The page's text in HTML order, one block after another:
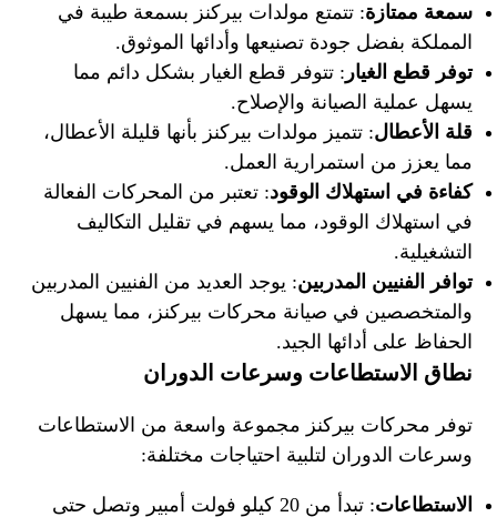
سمعة ممتازة: تتمتع مولدات بيركنز بسمعة طيبة في
المملكة بفضل جودة تصنيعها وأدائها الموثوق.
توفر قطع الغيار : تتوفر قطع الغيار بشكل دائم مما
يسهل عملية الصيانة والإصلاح.
قلة الأعطال: تتميز مولدات بيركنز بأنها قليلة الأعطال،
مما يعزز من استمرارية العمل.
كفاءة في استهلاك الوقود: تعتبر من المحركات الفعالة
في استهلاك الوقود، مما يسهم في تقليل التكاليف
التشغيلية.
توافر الفنيين المدربين: يوجد العديد من الفنيين المدربين
والمتخصصين في صيانة محركات بيركنز، مما يسهل
الحفاظ على أدائها الجيد.
نطاق الاستطاعات وسرعات الدوران
توفر محركات بيركنز مجموعة واسعة من الاستطاعات
وسرعات الدوران لتلبية احتياجات مختلفة:
الاستطاعات
: تبدأ من 20 كيلو فولت أمبير وتصل حتى